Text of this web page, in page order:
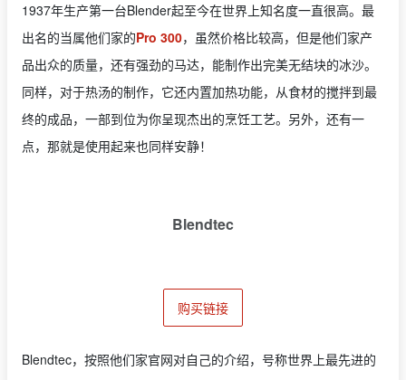
1937年生产第一台Blender起至今在世界上知名度一直很高。最
出名的当属他们家的Pro 300，虽然价格比较高，但是他们家产
品出众的质量，还有强劲的马达，能制作出完美无结块的冰沙。
同样，对于热汤的制作，它还内置加热功能，从食材的搅拌到最
终的成品，一部到位为你呈现杰出的烹饪工艺。另外，还有一
点，那就是使用起来也同样安静！
Blendtec
购买链接
Blendtec，按照他们家官网对自己的介绍，号称世界上最先进的